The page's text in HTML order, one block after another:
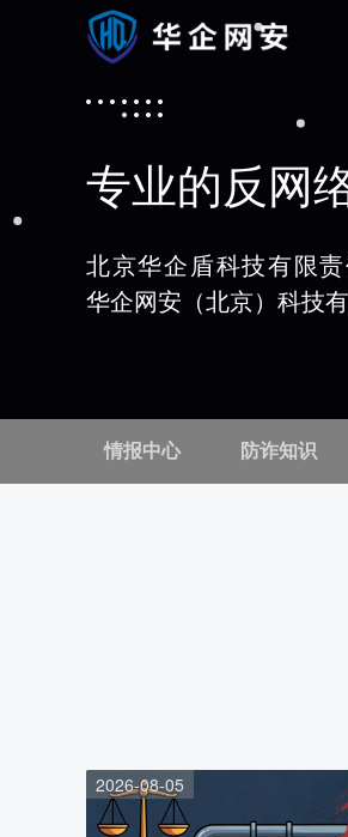
专业的反网
北京华企盾科技有限责
华企网安（北京）科技
情报中心 防诈知识
2026-08-05